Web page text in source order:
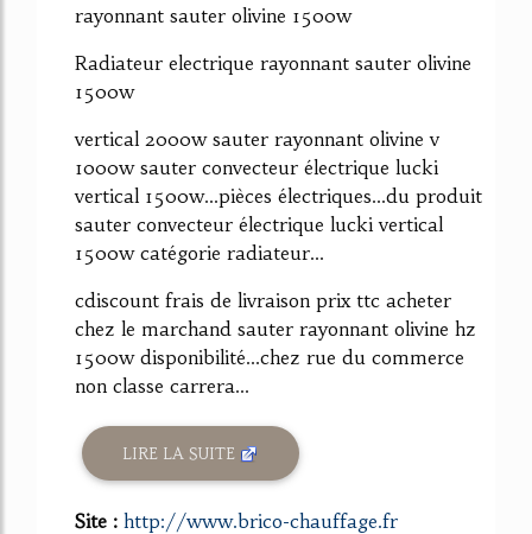
rayonnant sauter olivine 1500w
Radiateur electrique rayonnant sauter olivine
1500w
vertical 2000w sauter rayonnant olivine v
1000w sauter convecteur électrique lucki
vertical 1500w...pièces électriques...du produit
sauter convecteur électrique lucki vertical
1500w catégorie radiateur...
cdiscount frais de livraison prix ttc acheter
chez le marchand sauter rayonnant olivine hz
1500w disponibilité...chez rue du commerce
non classe carrera...
LIRE LA SUITE
Site : http://www.brico-chauffage.fr